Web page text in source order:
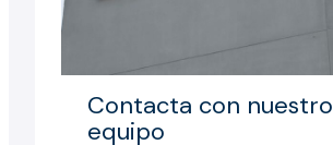
Contacta con nuestro
equipo